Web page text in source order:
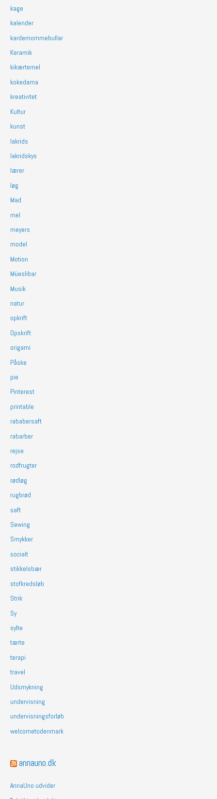
kage
kalender
kardemommebullar
Keramik
kikærtemel
kokedama
kreativitet
Kultur
kunst
lakrids
lakridskys
lærer
løg
Mad
mel
meyers
model
Motion
Müeslibar
Musik
natur
opkrift
Opskrift
origami
Påske
pie
Pinterest
printable
rababersaft
rabarber
rejse
rodfrugter
rødløg
rugbrød
saft
Sewing
Smykker
socialt
stikkelsbær
stofkredsløb
Strik
Sy
sylte
tærte
terapi
travel
Udsmykning
undervisning
undervisningsforløb
welcometodenmark
annauno.dk
AnnaUno udvider